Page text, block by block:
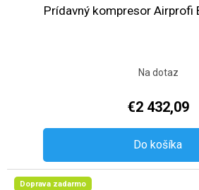
Prídavný kompresor
Na dotaz
€2 432,09
Do košíka
Doprava zadarmo